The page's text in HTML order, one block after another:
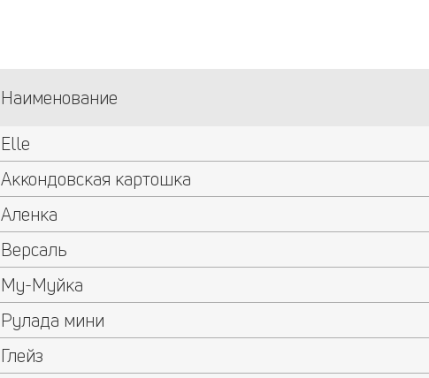
Наименование
Elle
Аккондовская картошка
Аленка
Версаль
Му-Муйка
Рулада мини
Глейз